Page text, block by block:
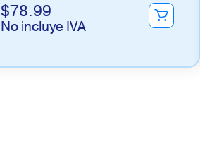
$78.99
No incluye IVA